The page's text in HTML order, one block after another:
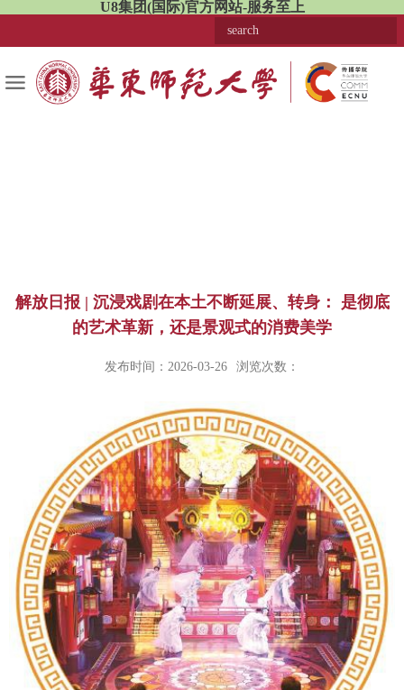
U8集团(国际)官方网站-服务至上
解放日报 | 沉浸戏剧在本土不断延展、转身： 是彻底
的艺术革新，还是景观式的消费美学
发布时间：2026-03-26 浏览次数：